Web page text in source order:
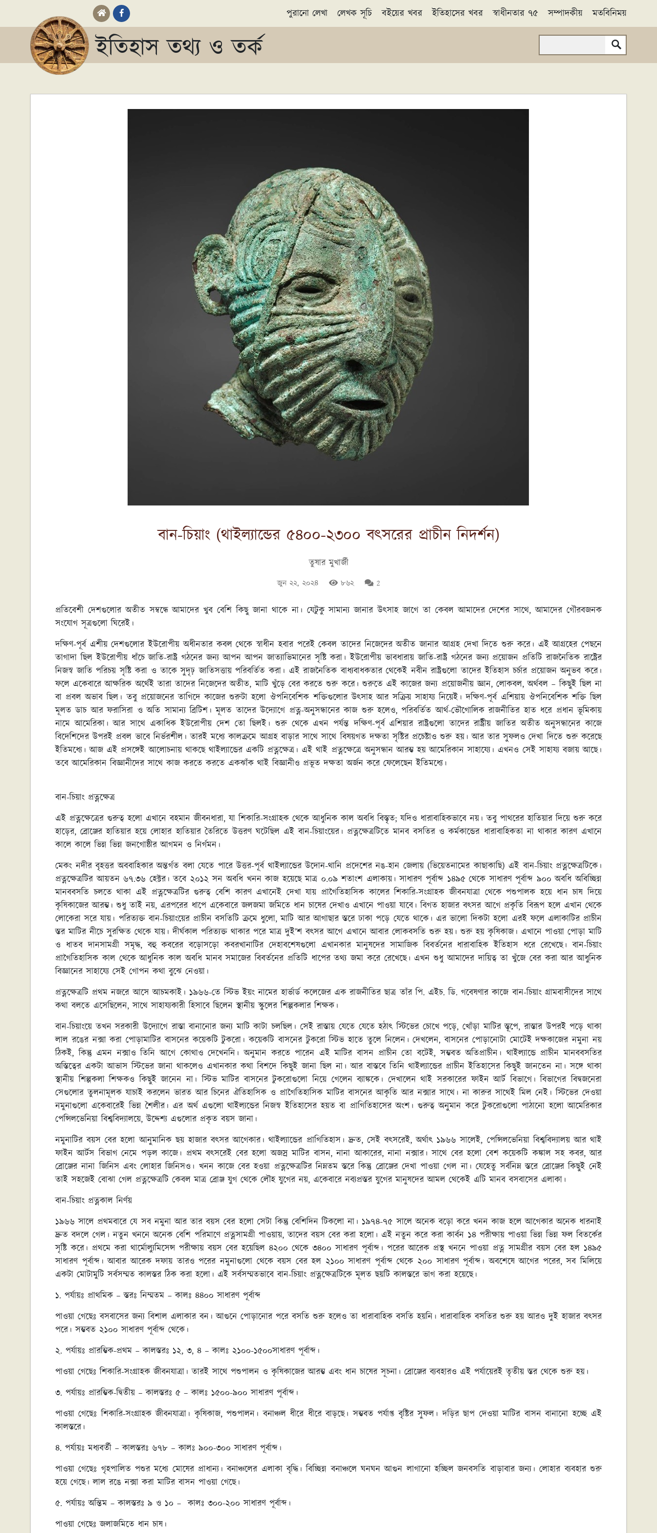
পুরানো লেখা লেখক সূচি বইয়ের খবর ইতিহাসের খবর স্বাধীনতার ৭৫ সম্পাদকীয় মতবিনিময়
ইতিহাস তথ্য ও তর্ক
বান-চিয়াং (থাইল্যান্ডের ৫৪০০-২৩০০ বৎসরের প্রাচীন নিদর্শন)
তুষার মুখার্জী
জুন ২২, ২০২৪ ৮৬২ 2
প্রতিবেশী দেশগুলোর অতীত সম্বন্ধে আমাদের খুব বেশি কিছু জানা থাকে না। যেটুকু সামান্য জানার উৎসাহ জাগে তা কেবল আমাদের দেশের সাথে, আমাদের গৌরবজনক
সংযোগ সূত্রগুলো ঘিরেই।
দক্ষিণ-পূর্ব এশীয় দেশগুলোর ইউরোপীয় অধীনতার কবল থেকে স্বাধীন হবার পরেই কেবল তাদের নিজেদের অতীত জানার আগ্রহ দেখা দিতে শুরু করে। এই আগ্রহের পেছনে
তাগাদা ছিল ইউরোপীয় ধাঁচে জাতি-রাষ্ট্র গঠনের জন্য আপন আপন জাত্যাভিমানের সৃষ্টি করা। ইউরোপীয় ভাবধারায় জাতি-রাষ্ট্র গঠনের জন্য প্রয়োজন প্রতিটি রাজনৈতিক রাষ্ট্রের
নিজস্ব জাতি পরিচয় সৃষ্টি করা ও তাকে সুদৃঢ় জাতিসত্তায় পরিবর্তিত করা। এই রাজনৈতিক বাধ্যবাধকতার থেকেই নবীন রাষ্ট্রগুলো তাদের ইতিহাস চর্চার প্রয়োজন অনুভব করে।
ফলে একেবারে আক্ষরিক অর্থেই তারা তাদের নিজেদের অতীত, মাটি খুঁড়ে বের করতে শুরু করে। শুরুতে এই কাজের জন্য প্রয়োজনীয় জ্ঞান, লোকবল, অর্থবল – কিছুই ছিল না
বা প্রবল অভাব ছিল। তবু প্রয়োজনের তাগিদে কাজের শুরুটা হলো ঔপনিবেশিক শক্তিগুলোর উৎসাহ আর সক্রিয় সাহায্য নিয়েই। দক্ষিণ-পূর্ব এশিয়ায় ঔপনিবেশিক শক্তি ছিল
মূলত ডাচ আর ফরাসিরা ও অতি সামান্য ব্রিটিশ। মূলত তাদের উদ্যোগে প্রত্ন-অনুসন্ধানের কাজ শুরু হলেও, পরিবর্তিত আর্থ-ভৌগোলিক রাজনীতির হাত ধরে প্রধান ভূমিকায়
নামে আমেরিকা। আর সাথে একাধিক ইউরোপীয় দেশ তো ছিলই। শুরু থেকে এখন পর্যন্ত দক্ষিণ-পূর্ব এশিয়ার রাষ্ট্রগুলো তাদের রাষ্ট্রীয় জাতির অতীত অনুসন্ধানের কাজে
বিদেশিদের উপরই প্রবল ভাবে নির্ভরশীল। তারই মধ্যে কালক্রমে আগ্রহ বাড়ার সাথে সাথে বিষয়গত দক্ষতা সৃষ্টির প্রচেষ্টাও শুরু হয়। আর তার সুফলও দেখা দিতে শুরু করেছে
ইতিমধ্যে। আজ এই প্রসঙ্গেই আলোচনায় থাকছে থাইল্যান্ডের একটি প্রত্নক্ষেত্র। এই থাই প্রত্নক্ষেত্রে অনুসন্ধান আরম্ভ হয় আমেরিকান সাহায্যে। এখনও সেই সাহায্য বজায় আছে।
তবে আমেরিকান বিজ্ঞানীদের সাথে কাজ করতে করতে একঝাঁক থাই বিজ্ঞানীও প্রভূত দক্ষতা অর্জন করে ফেলেছেন ইতিমধ্যে।
বান-চিয়াং প্রত্নক্ষেত্র
এই প্রত্নক্ষেত্রের গুরুত্ব হলো এখানে বহমান জীবনধারা, যা শিকারি-সংগ্রাহক থেকে আধুনিক কাল অবধি বিস্তৃত; যদিও ধারাবাহিকভাবে নয়। তবু পাথরের হাতিয়ার দিয়ে শুরু করে
হাড়ের, ব্রোঞ্জের হাতিয়ার হয়ে লোহার হাতিয়ার তৈরিতে উত্তরণ ঘটেছিল এই বান-চিয়াংয়ের। প্রত্নক্ষেত্রটিতে মানব বসতির ও কর্মকান্ডের ধারাবাহিকতা না থাকার কারণ এখানে
কালে কালে ভিন্ন ভিন্ন জনগোষ্ঠীর আগমন ও নির্গমন।
মেকং নদীর বৃহত্তর অববাহিকার অন্তর্গত বলা যেতে পারে উত্তর-পূর্ব থাইল্যান্ডের উদোন-থানি প্রদেশের নঙ-হান জেলায় (ভিয়েতনামের কাছাকাছি) এই বান-চিয়াং প্রত্নক্ষেত্রটিকে।
প্রত্নক্ষেত্রটির আয়তন ৬৭.৩৬ হেক্টর। তবে ২০১২ সন অবধি খনন কাজ হয়েছে মাত্র ০.০৯ শতাংশ এলাকায়। সাধারণ পূর্বাব্দ ১৪৯৫ থেকে সাধারণ পূর্বাব্দ ৯০০ অবধি অবিচ্ছিন্ন
মানববসতি চলতে থাকা এই প্রত্নক্ষেত্রটির গুরুত্ব বেশি কারণ এখানেই দেখা যায় প্রাগৈতিহাসিক কালের শিকারি-সংগ্রাহক জীবনযাত্রা থেকে পশুপালক হয়ে ধান চাষ দিয়ে
কৃষিকাজের আরম্ভ। শুধু তাই নয়, এরপরের ধাপে একেবারে জলজমা জমিতে ধান চাষের দেখাও এখানে পাওয়া যাবে। বিগত হাজার বৎসর আগে প্রকৃতি বিরূপ হলে এখান থেকে
লোকেরা সরে যায়। পরিত্যক্ত বান-চিয়াংয়ের প্রাচীন বসতিটি ক্রমে ধুলো, মাটি আর আগাছার স্তরে ঢাকা পড়ে যেতে থাকে। এর ভালো দিকটা হলো এরই ফলে এলাকাটির প্রাচীন
স্তর মাটির নীচে সুরক্ষিত থেকে যায়। দীর্ঘকাল পরিত্যক্ত থাকার পরে মাত্র দুই’শ বৎসর আগে এখানে আবার লোকবসতি শুরু হয়। শুরু হয় কৃষিকাজ। এখানে পাওয়া পোড়া মাটি
ও ধাতব দানসামগ্রী সমৃদ্ধ, বহু কবরের বড়োসড়ো কবরখানাটির দেহাবশেষগুলো এখানকার মানুষদের সামাজিক বিবর্তনের ধারাবাহিক ইতিহাস ধরে রেখেছে। বান-চিয়াং
প্রাগৈতিহাসিক কাল থেকে আধুনিক কাল অবধি মানব সমাজের বিবর্তনের প্রতিটি ধাপের তথ্য জমা করে রেখেছে। এখন শুধু আমাদের দায়িত্ব তা খুঁজে বের করা আর আধুনিক
বিজ্ঞানের সাহায্যে সেই গোপন কথা বুঝে নেওয়া।
প্রত্নক্ষেত্রটি প্রথম নজরে আসে আচমকাই। ১৯৬৬-তে স্টিভ ইয়ং নামের হার্ভার্ড কলেজের এক রাজনীতির ছাত্র তাঁর পি. এইচ. ডি. গবেষণার কাজে বান-চিয়াং গ্রামবাসীদের সাথে
কথা বলতে এসেছিলেন, সাথে সাহায্যকারী হিসাবে ছিলেন স্থানীয় স্কুলের শিল্পকলার শিক্ষক।
বান-চিয়াংয়ে তখন সরকারী উদ্যোগে রাস্তা বানানোর জন্য মাটি কাটা চলছিল। সেই রাস্তায় যেতে যেতে হঠাৎ স্টিভের চোখে পড়ে, খোঁড়া মাটির স্তূপে, রাস্তার উপরই পড়ে থাকা
লাল রঙের নক্সা করা পোড়ামাটির বাসনের কয়েকটি টুকরো। কয়েকটি বাসনের টুকরো স্টিভ হাতে তুলে নিলেন। দেখলেন, বাসনের পোড়ানোটা মোটেই দক্ষকাজের নমুনা নয়
ঠিকই, কিন্তু এমন নক্সাও তিনি আগে কোথাও দেখেননি। অনুমান করতে পারেন এই মাটির বাসন প্রাচীন তো বটেই, সম্ভবত অতিপ্রাচীন। থাইল্যান্ডে প্রাচীন মানববসতির
অস্তিত্বের একটা আভাস স্টিভের জানা থাকলেও এখানকার কথা বিশদে কিছুই জানা ছিল না। আর বাস্তবে তিনি থাইল্যান্ডের প্রাচীন ইতিহাসের কিছুই জানতেন না। সঙ্গে থাকা
স্থানীয় শিল্পকলা শিক্ষকও কিছুই জানেন না। স্টিভ মাটির বাসনের টুকরোগুলো নিয়ে গেলেন ব্যাঙ্ককে। দেখালেন থাই সরকারের ফাইন আর্ট বিভাগে। বিভাগের বিদ্বজনেরা
সেগুলোর তুলনামূলক যাচাই করলেন ভারত আর চিনের ঐতিহাসিক ও প্রাগৈতিহাসিক মাটির বাসনের আকৃতি আর নক্সার সাথে। না কারুর সাথেই মিল নেই। স্টিভের দেওয়া
নমুনাগুলো একেবারেই ভিন্ন শৈলীর। এর অর্থ এগুলো থাইল্যন্ডের নিজস্ব ইতিহাসের হয়ত বা প্রাগিতিহাসের অংশ। গুরুত্ব অনুমান করে টুকরোগুলো পাঠানো হলো আমেরিকার
পেন্সিলভেনিয়া বিশ্ববিদ্যালয়ে, উদ্দেশ্য এগুলোর প্রকৃত বয়স জানা।
নমুনাটির বয়স বের হলো আনুমানিক ছয় হাজার বৎসর আগেকার। থাইল্যান্ডের প্রাগিতিহাস। দ্রুত, সেই বৎসরেই, অর্থাৎ ১৯৬৬ সালেই, পেন্সিলভেনিয়া বিশ্ববিদ্যালয় আর থাই
ফাইন আর্টস বিভাগ নেমে পড়ল কাজে। প্রথম বৎসরেই বের হলো অজস্র মাটির বাসন, নানা আকারের, নানা নক্সার। সাথে বের হলো বেশ কয়েকটি কঙ্কাল সহ কবর, আর
ব্রোঞ্জের নানা জিনিস এবং লোহার জিনিসও। খনন কাজে বের হওয়া প্রত্নক্ষেত্রটির নিম্নতম স্তরে কিন্তু ব্রোঞ্জের দেখা পাওয়া গেল না। যেহেতু সর্বনিম্ন স্তরে ব্রোঞ্জের কিছুই নেই
তাই সহজেই বোঝা গেল প্রত্নক্ষেত্রটি কেবল মাত্র ব্রোঞ্জ যুগ থেকে লৌহ যুগের নয়, একেবারে নব্যপ্রস্তর যুগের মানুষদের আমল থেকেই এটি মানব বসবাসের এলাকা।
বান-চিয়াং প্রত্নকাল নির্ণয়
১৯৬৬ সালে প্রথমবারে যে সব নমুনা আর তার বয়স বের হলো সেটা কিন্তু বেশিদিন টিকলো না। ১৯৭৪-৭৫ সালে অনেক বড়ো করে খনন কাজ হলে আগেকার অনেক ধারনাই
দ্রুত বদলে গেল। নতুন খননে অনেক বেশি পরিমাণে প্রত্নসামগ্রী পাওয়ায়, তাদের বয়স বের করা হলো। এই নতুন করে করা কার্বন ১৪ পরীক্ষায় পাওয়া ভিন্ন ভিন্ন ফল বিতর্কের
সৃষ্টি করে। প্রথমে করা থার্মোল্যুমিসেন্স পরীক্ষায় বয়স বের হয়েছিল ৪২০০ থেকে ৩৪০০ সাধারণ পূর্বাব্দ। পরের আরেক প্রস্থ খননে পাওয়া প্রত্ন সামগ্রীর বয়স বের হল ১৪৯৫
সাধারণ পূর্বাব্দ। আবার আরেক দফায় তারও পরের নমুনাগুলো থেকে বয়স বের হল ২১০০ সাধারণ পূর্বাব্দ থেকে ২০০ সাধারণ পূর্বাব্দ। অবশেষে আগের পরের, সব মিলিয়ে
একটা মোটামুটি সর্বসম্মত কালস্তর ঠিক করা হলো। এই সর্বসম্মতভাবে বান-চিয়াং প্রত্নক্ষেত্রটিকে মূলত ছয়টি কালস্তরে ভাগ করা হয়েছে।
১. পর্যায়ঃ প্রাথমিক – স্তরঃ নিম্মতম – কালঃ ৪৪০০ সাধারণ পূর্বাব্দ
পাওয়া গেছেঃ বসবাসের জন্য বিশাল এলাকার বন। আগুনে পোড়ানোর পরে বসতি শুরু হলেও তা ধারাবাহিক বসতি হয়নি। ধারাবাহিক বসতির শুরু হয় আরও দুই হাজার বৎসর
পরে। সম্ভবত ২১০০ সাধারণ পূর্বাব্দ থেকে।
২. পর্যায়ঃ প্রারম্ভিক-প্রথম – কালস্তরঃ ১২, ৩, ৪ – কালঃ ২১০০-১৫০০সাধারণ পূর্বাব্দ।
পাওয়া গেছেঃ শিকারি-সংগ্রাহক জীবনযাত্রা। তারই সাথে পশুপালন ও কৃষিকাজের আরম্ভ এবং ধান চাষের সূচনা। ব্রোঞ্জের ব্যবহারও এই পর্যায়েরই তৃতীয় স্তর থেকে শুরু হয়।
৩. পর্যায়ঃ প্রারম্ভিক-দ্বিতীয় – কালস্তরঃ ৫ – কালঃ ১৫০০-৯০০ সাধারণ পূর্বাব্দ।
পাওয়া গেছেঃ শিকারি-সংগ্রাহক জীবনযাত্রা। কৃষিকাজ, পশুপালন। বনাঞ্চল ধীরে ধীরে বাড়ছে। সম্ভবত পর্যাপ্ত বৃষ্টির সুফল। দড়ির ছাপ দেওয়া মাটির বাসন বানানো হচ্ছে এই
কালস্তরে।
৪. পর্যায়ঃ মধ্যবর্তী – কালস্তরঃ ৬৭৮ – কালঃ ৯০০-৩০০ সাধারণ পূর্বাব্দ।
পাওয়া গেছেঃ গৃহপালিত পশুর মধ্যে মোষের প্রাধান্য। বনাঞ্চলের এলাকা বৃদ্ধি। বিচ্ছিন্ন বনাঞ্চলে ঘনঘন আগুন লাগানো হচ্ছিল জনবসতি বাড়াবার জন্য। লোহার ব্যবহার শুরু
হয়ে গেছে। লাল রঙে নক্সা করা মাটির বাসন পাওয়া গেছে।
৫. পর্যায়ঃ অন্তিম – কালস্তরঃ ৯ ও ১০ – কালঃ ৩০০-২০০ সাধারণ পূর্বাব্দ।
পাওয়া গেছেঃ জলাজমিতে ধান চাষ।